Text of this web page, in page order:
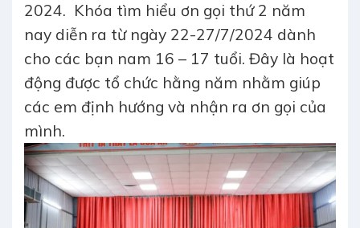
2024. Khóa tìm hiểu ơn gọi thứ 2 năm
nay diễn ra từ ngày 22-27/7/2024 dành
cho các bạn nam 16 – 17 tuổi. Đây là hoạt
động được tổ chức hằng năm nhằm giúp
các em định hướng và nhận ra ơn gọi của
mình.